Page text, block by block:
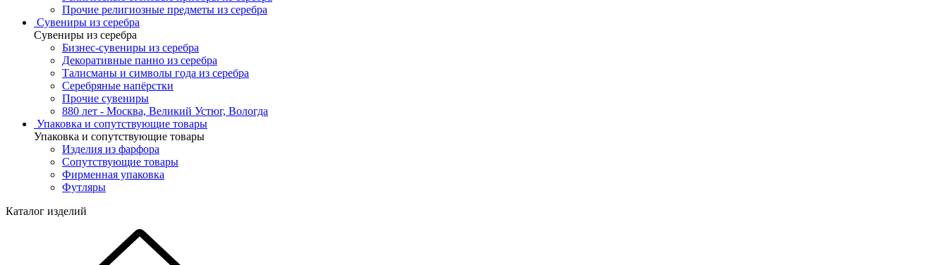
Прочие религиозные предметы из серебра
Сувениры из серебра
Сувениры из серебра
Бизнес-сувениры из серебра
Декоративные панно из серебра
Талисманы и символы года из серебра
Серебряные напёрстки
Прочие сувениры
880 лет - Москва, Великий Устюг, Вологда
Упаковка и сопутствующие товары
Упаковка и сопутствующие товары
Изделия из фарфора
Сопутствующие товары
Фирменная упаковка
Футляры
Каталог изделий